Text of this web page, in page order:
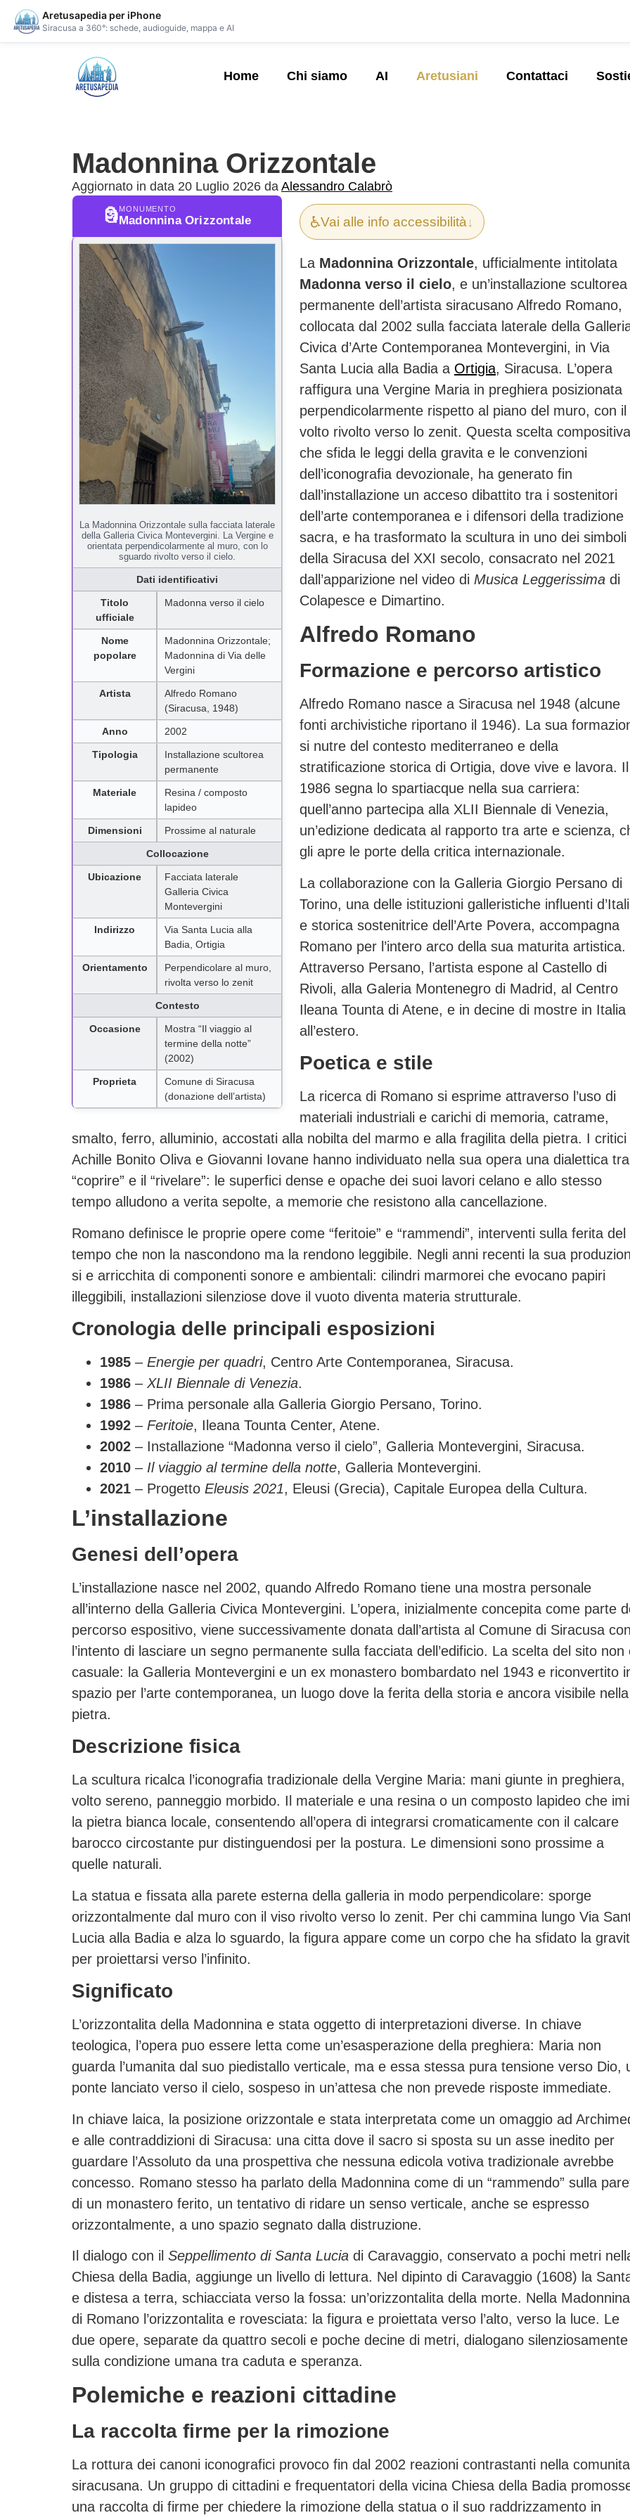
Aretusapedia per iPhone
Siracusa a 360°: schede, audioguide, mappa e AI
Home Chi siamo AI Aretusiani Contattaci
Madonnina Orizzontale
Aggiornato in data 20 Luglio 2026 da Alessandro Calabrò
♿Vai alle info accessibilità↓
🗿MONUMENTO
Madonnina Orizzontale
La Madonnina Orizzontale sulla facciata laterale
della Galleria Civica Montevergini. La Vergine e
orientata perpendicolarmente al muro, con lo
sguardo rivolto verso il cielo.
Dati identificativi
Titolo
ufficiale
Madonna verso il cielo
Nome
popolare
Madonnina Orizzontale;
Madonnina di Via delle
Vergini
Artista
Alfredo Romano
(Siracusa, 1948)
Anno 2002
Tipologia
Installazione scultorea
permanente
Materiale
Resina / composto
lapideo
Dimensioni Prossime al naturale
Collocazione
Ubicazione
Facciata laterale
Galleria Civica
Montevergini
Indirizzo
Via Santa Lucia alla
Badia, Ortigia
Orientamento
Perpendicolare al muro,
rivolta verso lo zenit
Contesto
Occasione
Mostra “Il viaggio al
termine della notte”
(2002)
Proprieta
Comune di Siracusa
(donazione dell’artista)
La Madonnina Orizzontale, ufficialmente intitolata
Madonna verso il cielo, e un’installazione scultorea
permanente dell’artista siracusano Alfredo Romano,
collocata dal 2002 sulla facciata laterale della
Civica d’Arte Contemporanea Montevergini, in Via
Santa Lucia alla Badia a Ortigia, Siracusa. L’opera
raffigura una Vergine Maria in preghiera posizionata
perpendicolarmente rispetto al piano del muro, con il
volto rivolto verso lo zenit. Questa scelta
che sfida le leggi della gravita e le convenzioni
dell’iconografia devozionale, ha generato fin
dall’installazione un acceso dibattito tra i sostenitori
dell’arte contemporanea e i difensori della tradizione
sacra, e ha trasformato la scultura in uno dei simboli
della Siracusa del XXI secolo, consacrato nel 2021
dall’apparizione nel video di Musica Leggerissima di
Colapesce e Dimartino.
Alfredo Romano
Formazione e percorso artistico
Alfredo Romano nasce a Siracusa nel 1948 (alcune
fonti archivistiche riportano il 1946). La sua
si nutre del contesto mediterraneo e della
stratificazione storica di Ortigia, dove vive e lavora. Il
1986 segna lo spartiacque nella sua carriera:
quell’anno partecipa alla XLII Biennale di Venezia,
un’edizione dedicata al rapporto tra arte e scienza,
gli apre le porte della critica internazionale.
La collaborazione con la Galleria Giorgio Persano di
Torino, una delle istituzioni galleristiche influenti
e storica sostenitrice dell’Arte Povera, accompagna
Romano per l’intero arco della sua maturita artistica.
Attraverso Persano, l’artista espone al Castello di
Rivoli, alla Galeria Montenegro di Madrid, al Centro
Ileana Tounta di Atene, e in decine di mostre in Italia
all’estero.
Poetica e stile
La ricerca di Romano si esprime attraverso l’uso di
materiali industriali e carichi di memoria, catrame,
smalto, ferro, alluminio, accostati alla nobilta del marmo e alla fragilita della pietra. I critici
Achille Bonito Oliva e Giovanni Iovane hanno individuato nella sua opera una dialettica tra
“coprire” e il “rivelare”: le superfici dense e opache dei suoi lavori celano e allo stesso
tempo alludono a verita sepolte, a memorie che resistono alla cancellazione.
Romano definisce le proprie opere come “feritoie” e “rammendi”, interventi sulla ferita del
tempo che non la nascondono ma la rendono leggibile. Negli anni recenti la sua
si e arricchita di componenti sonore e ambientali: cilindri marmorei che evocano papiri
illeggibili, installazioni silenziose dove il vuoto diventa materia strutturale.
Cronologia delle principali esposizioni
1985 – Energie per quadri, Centro Arte Contemporanea, Siracusa.
1986 – XLII Biennale di Venezia.
1986 – Prima personale alla Galleria Giorgio Persano, Torino.
1992 – Feritoie, Ileana Tounta Center, Atene.
2002 – Installazione “Madonna verso il cielo”, Galleria Montevergini, Siracusa.
2010 – Il viaggio al termine della notte, Galleria Montevergini.
2021 – Progetto Eleusis 2021, Eleusi (Grecia), Capitale Europea della Cultura.
L’installazione
Genesi dell’opera
L’installazione nasce nel 2002, quando Alfredo Romano tiene una mostra personale
all’interno della Galleria Civica Montevergini. L’opera, inizialmente concepita come parte
percorso espositivo, viene successivamente donata dall’artista al Comune di Siracusa con
l’intento di lasciare un segno permanente sulla facciata dell’edificio. La scelta del sito non
casuale: la Galleria Montevergini e un ex monastero bombardato nel 1943 e riconvertito
spazio per l’arte contemporanea, un luogo dove la ferita della storia e ancora visibile nella
pietra.
Descrizione fisica
La scultura ricalca l’iconografia tradizionale della Vergine Maria: mani giunte in preghiera,
volto sereno, panneggio morbido. Il materiale e una resina o un composto lapideo che
la pietra bianca locale, consentendo all’opera di integrarsi cromaticamente con il calcare
barocco circostante pur distinguendosi per la postura. Le dimensioni sono prossime a
quelle naturali.
La statua e fissata alla parete esterna della galleria in modo perpendicolare: sporge
orizzontalmente dal muro con il viso rivolto verso lo zenit. Per chi cammina lungo Via
Lucia alla Badia e alza lo sguardo, la figura appare come un corpo che ha sfidato la
per proiettarsi verso l’infinito.
Significato
L’orizzontalita della Madonnina e stata oggetto di interpretazioni diverse. In chiave
teologica, l’opera puo essere letta come un’esasperazione della preghiera: Maria non
guarda l’umanita dal suo piedistallo verticale, ma e essa stessa pura tensione verso Dio,
ponte lanciato verso il cielo, sospeso in un’attesa che non prevede risposte immediate.
In chiave laica, la posizione orizzontale e stata interpretata come un omaggio ad
e alle contraddizioni di Siracusa: una citta dove il sacro si sposta su un asse inedito per
guardare l’Assoluto da una prospettiva che nessuna edicola votiva tradizionale avrebbe
concesso. Romano stesso ha parlato della Madonnina come di un “rammendo” sulla
di un monastero ferito, un tentativo di ridare un senso verticale, anche se espresso
orizzontalmente, a uno spazio segnato dalla distruzione.
Il dialogo con il Seppellimento di Santa Lucia di Caravaggio, conservato a pochi metri
Chiesa della Badia, aggiunge un livello di lettura. Nel dipinto di Caravaggio (1608) la
e distesa a terra, schiacciata verso la fossa: un’orizzontalita della morte. Nella Madonnina
di Romano l’orizzontalita e rovesciata: la figura e proiettata verso l’alto, verso la luce. Le
due opere, separate da quattro secoli e poche decine di metri, dialogano silenziosamente
sulla condizione umana tra caduta e speranza.
Polemiche e reazioni cittadine
La raccolta firme per la rimozione
La rottura dei canoni iconografici provoco fin dal 2002 reazioni contrastanti nella comunita
siracusana. Un gruppo di cittadini e frequentatori della vicina Chiesa della Badia
una raccolta di firme per chiedere la rimozione della statua o il suo raddrizzamento in